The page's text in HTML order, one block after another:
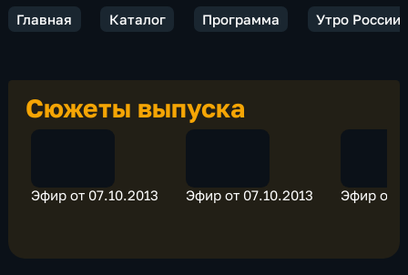
Главная Каталог Программа Утро России
Сюжеты выпуска
Эфир от 07.10.2013 Эфир от 07.10.2013 Эфир от